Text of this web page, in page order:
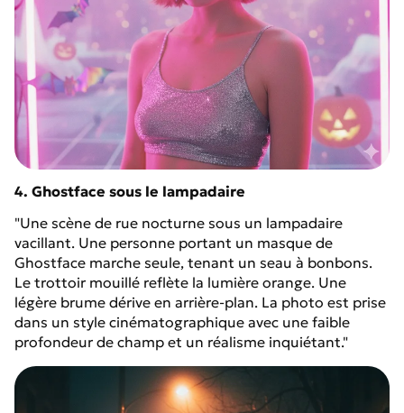
4. Ghostface sous le lampadaire
"Une scène de rue nocturne sous un lampadaire
vacillant. Une personne portant un masque de
Ghostface marche seule, tenant un seau à bonbons.
Le trottoir mouillé reflète la lumière orange. Une
légère brume dérive en arrière-plan. La photo est prise
dans un style cinématographique avec une faible
profondeur de champ et un réalisme inquiétant."